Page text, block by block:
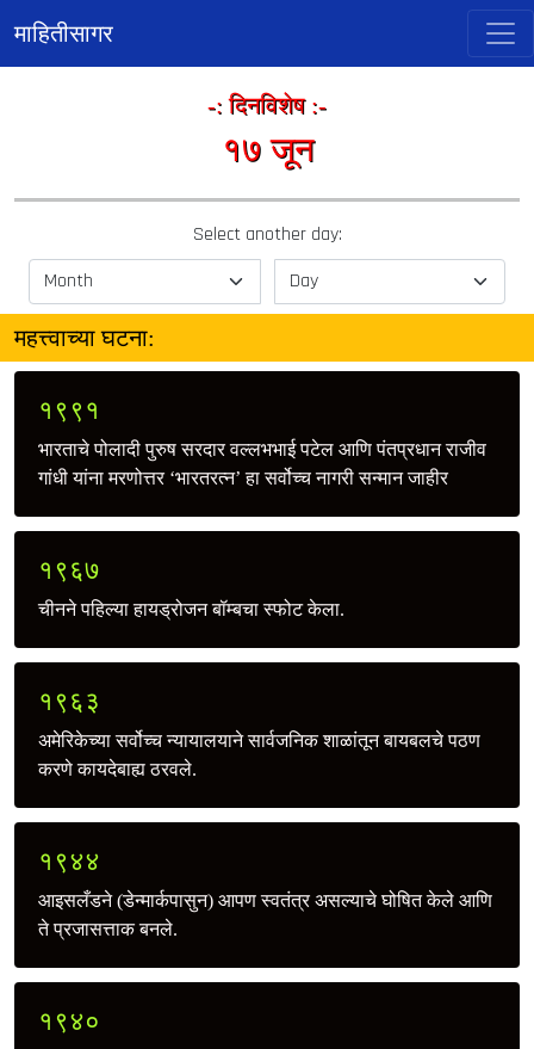
माहितीसागर
-: दिनविशेष :-
१७ जून
Select another day:
महत्त्वाच्या घटना:
१९९१
भारताचे पोलादी पुरुष सरदार वल्लभभाई पटेल आणि पंतप्रधान राजीव
गांधी यांना मरणोत्तर ‘भारतरत्‍न’ हा सर्वोच्‍च नागरी सन्मान जाहीर
१९६७
चीनने पहिल्या हायड्रोजन बॉम्बचा स्फोट केला.
१९६३
अमेरिकेच्या सर्वोच्‍च न्यायालयाने सार्वजनिक शाळांतून बायबलचे पठण
करणे कायदेबाह्य ठरवले.
१९४४
आइसलँडने (डेन्मार्कपासुन) आपण स्वतंत्र असल्याचे घोषित केले आणि
ते प्रजासत्ताक बनले.
१९४०